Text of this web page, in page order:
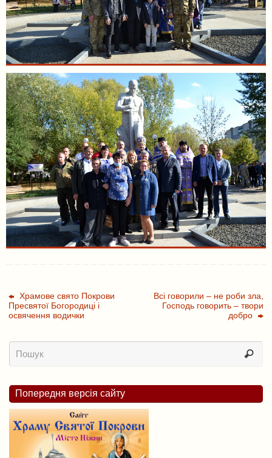
Храмове свято Покрови
Пресвятої Богородиці і
освячення водички
Всі говорили – не роби зла,
Господь говорить – твори
добро
Попередня версія сайту